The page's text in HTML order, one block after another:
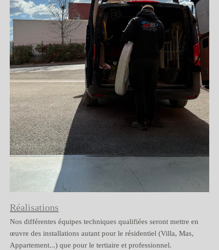
Réalisations
Nos différentes équipes techniques qualifiées seront mettre en
œuvre des installations autant pour le résidentiel (Villa, Mas,
Appartement...) que pour le tertiaire et professionnel.